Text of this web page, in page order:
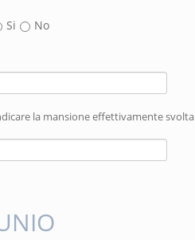
Si No
la mansione effettivamente svolta